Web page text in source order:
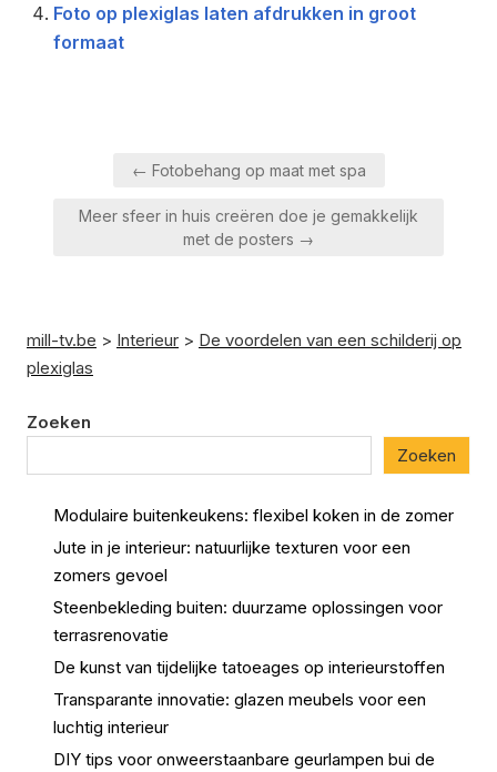
Foto op plexiglas laten afdrukken in groot
formaat
Berichtnavigatie
← Fotobehang op maat met spa
Meer sfeer in huis creëren doe je gemakkelijk
met de posters →
mill-tv.be > Interieur > De voordelen van een schilderij op
plexiglas
Zoeken
Zoeken
Modulaire buitenkeukens: flexibel koken in de zomer
Jute in je interieur: natuurlijke texturen voor een
zomers gevoel
Steenbekleding buiten: duurzame oplossingen voor
terrasrenovatie
De kunst van tijdelijke tatoeages op interieurstoffen
Transparante innovatie: glazen meubels voor een
luchtig interieur
DIY tips voor onweerstaanbare geurlampen bui de